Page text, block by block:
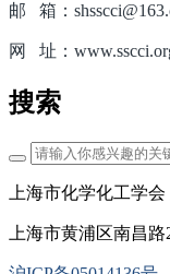
邮 箱：
网 址：
搜索
上海市化学化工学
上海市黄浦区南昌